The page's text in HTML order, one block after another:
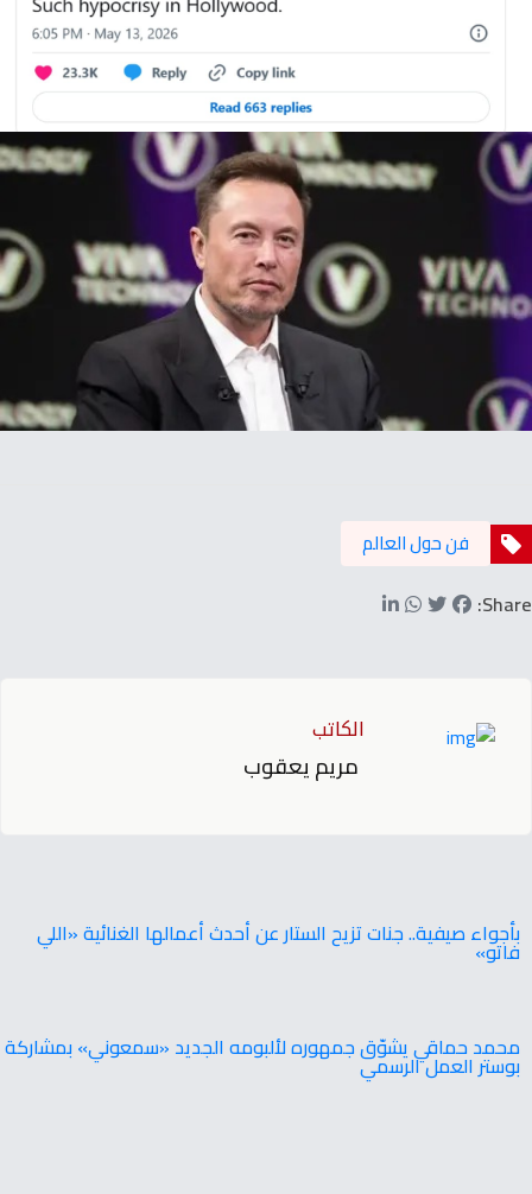
فن حول العالم
Share:
الكاتب
مريم يعقوب
بأجواء صيفية.. جنات تزيح الستار عن أحدث أعمالها الغنائية «اللي
فاتو»
محمد حماقي يشوّق جمهوره لألبومه الجديد «سمعوني» بمشاركة
بوستر العمل الرسمي